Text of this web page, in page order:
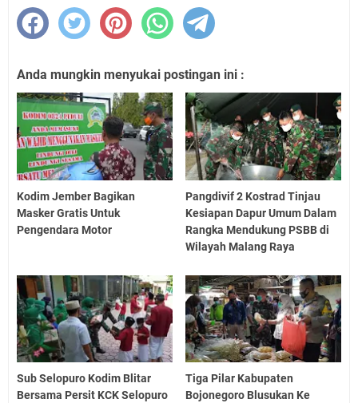
Anda mungkin menyukai postingan ini :
Kodim Jember Bagikan
Masker Gratis Untuk
Pengendara Motor
Pangdivif 2 Kostrad Tinjau
Kesiapan Dapur Umum Dalam
Rangka Mendukung PSBB di
Wilayah Malang Raya
Sub Selopuro Kodim Blitar
Bersama Persit KCK Selopuro
Tiga Pilar Kabupaten
Bojonegoro Blusukan Ke